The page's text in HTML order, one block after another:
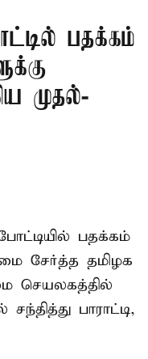
பதக்கம்
முதல்-
பதக்கம்
சேர்த்த தமிழக
செயலகத்தில்
பாராட்டி,